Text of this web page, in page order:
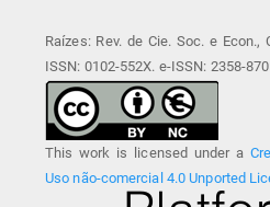
Raízes: Rev. de Cie. Soc. e Econ.,
ISSN: 0102-552X. e-ISSN: 2358-
This work is licensed under a
Uso não-comercial 4.0 Unported